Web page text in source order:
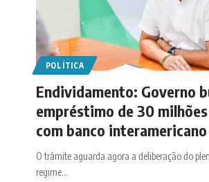
POLÍTICA
Endividamento: Governo
empréstimo de 30
com banco interamericano
O trâmite aguarda agora a deliberação do
regime…